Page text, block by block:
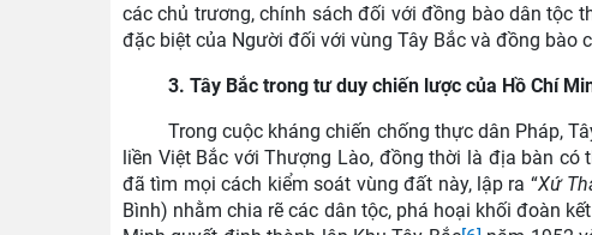
các chủ trương, chính sách đối với đồng bào dân tộc
đặc biệt của Người đối với vùng Tây Bắc và đồng bào
3. Tây Bắc trong tư duy chiến lược của Hồ Chí
Trong cuộc kháng chiến chống thực dân Pháp,
liền Việt Bắc với Thượng Lào, đồng thời là địa bàn
đã tìm mọi cách kiểm soát vùng đất này, lập ra “Xứ
Bình) nhằm chia rẽ các dân tộc, phá hoại khối đoàn